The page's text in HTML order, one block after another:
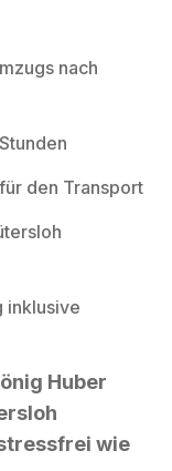
nach
den Transport
inklusive
Huber
wie